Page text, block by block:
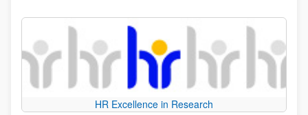
HR Excellence in Research